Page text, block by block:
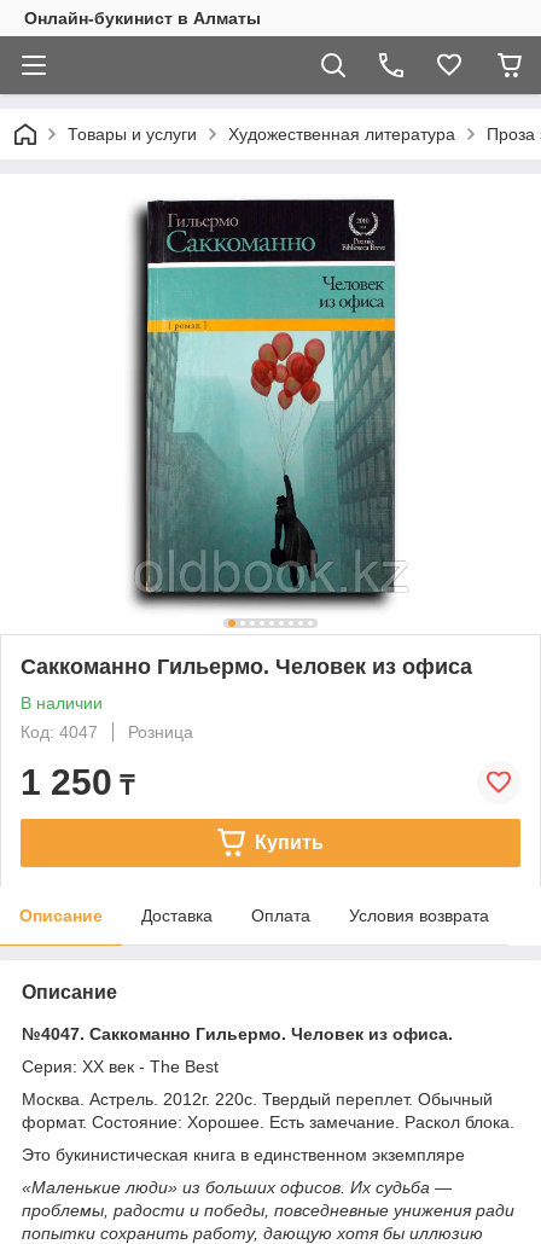
Онлайн-букинист в Алматы
Товары и услуги Художественная литература Проза
Саккоманно Гильермо. Человек из офиса
В наличии
Код: 4047
Розница
1 250 ₸
Купить
Описание Доставка Оплата Условия возврата
Описание
№4047. Саккоманно Гильермо. Человек из офиса.
Серия: XX век - The Best
Москва. Астрель. 2012г. 220с. Твердый переплет. Обычный
формат. Состояние: Хорошее. Есть замечание. Раскол блока.
Это букинистическая книга в единственном экземпляре
«Маленькие люди» из больших офисов. Их судьба —
проблемы, радости и победы, повседневные унижения ради
попытки сохранить работу, дающую хотя бы иллюзию